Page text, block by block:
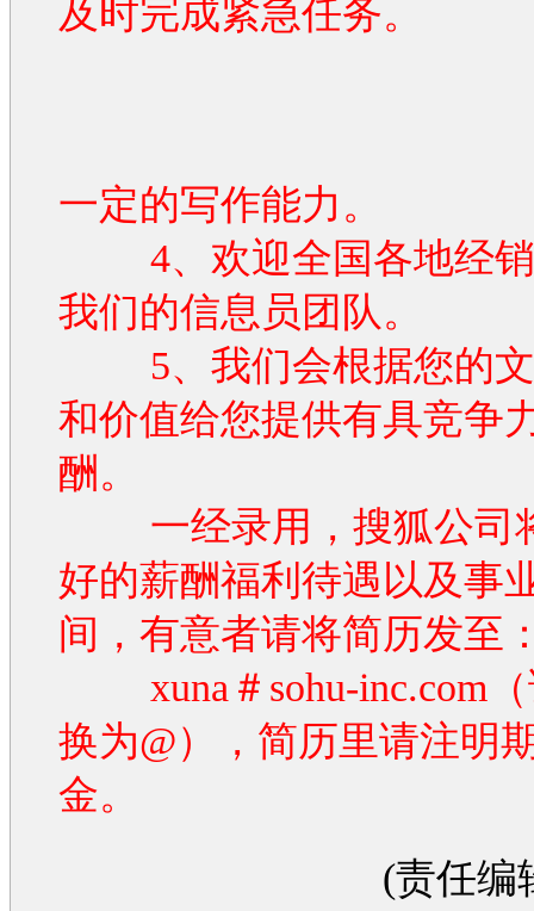
及时完成紧急任务。
一定的写作能力。
4、欢迎全国各地经销
我们的信息员团队。
5、我们会根据您的文
和价值给您提供有具竞争
酬。
一经录用，搜狐公司
好的薪酬福利待遇以及事
间，有意者请将简历发至
xuna＃sohu-inc.com（
换为@），简历里请注明
金。
(责任编